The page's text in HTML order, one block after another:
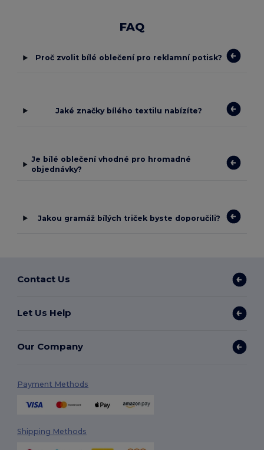
FAQ
Proč zvolit bílé oblečení pro reklamní potisk?
Jaké značky bílého textilu nabízíte?
Je bílé oblečení vhodné pro hromadné
objednávky?
Jakou gramáž bílých triček byste doporučili?
Contact Us
Let Us Help
Our Company
Payment Methods
Shipping Methods